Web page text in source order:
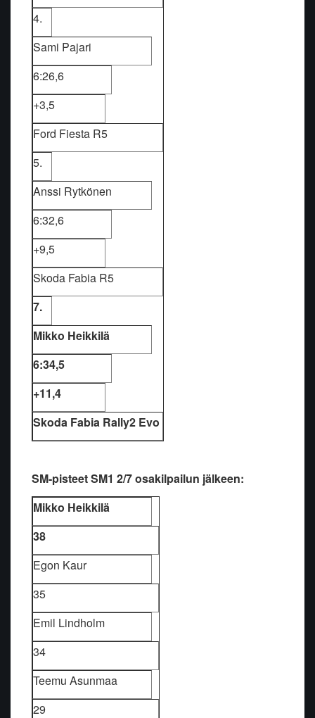
4.
Sami Pajari
6:26,6
+3,5
Ford Fiesta R5
5.
Anssi Rytkönen
6:32,6
+9,5
Skoda Fabia R5
7.
Mikko Heikkilä
6:34,5
+11,4
Skoda Fabia Rally2 Evo
SM-pisteet SM1 2/7 osakilpailun jälkeen:
Mikko Heikkilä
38
Egon Kaur
35
Emil Lindholm
34
Teemu Asunmaa
29